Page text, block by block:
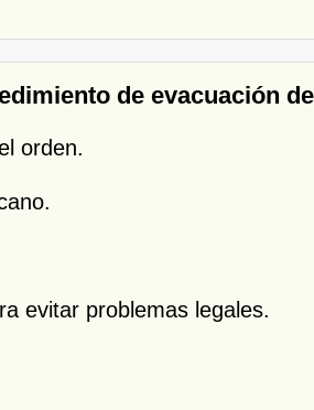
de evacuación
orden.
evitar problemas legales.